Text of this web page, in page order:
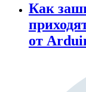
Как
от